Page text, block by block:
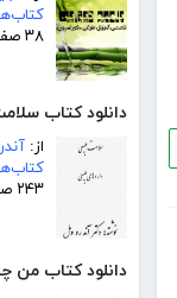
۳۸ صفحه
دانلود کتاب
از:
۲۴۳ صفحه
دانلود کتاب من